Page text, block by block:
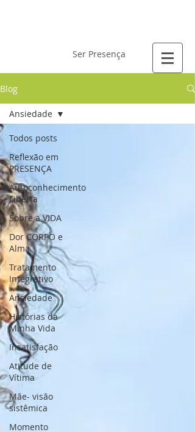
Ser Presença
Blog
Todos posts
Reflexão em
PRESENÇA
Autoconhecimento
Liberta
Sobre a VIDA
Dor CORPO e
Alma
Tratamento
Integrativo
Ansiedade
Histórias da
Minha Vida
Insatisfação
Atitude de
Vítima
Mãe- visão
sistêmica
Momento
Ansiedade